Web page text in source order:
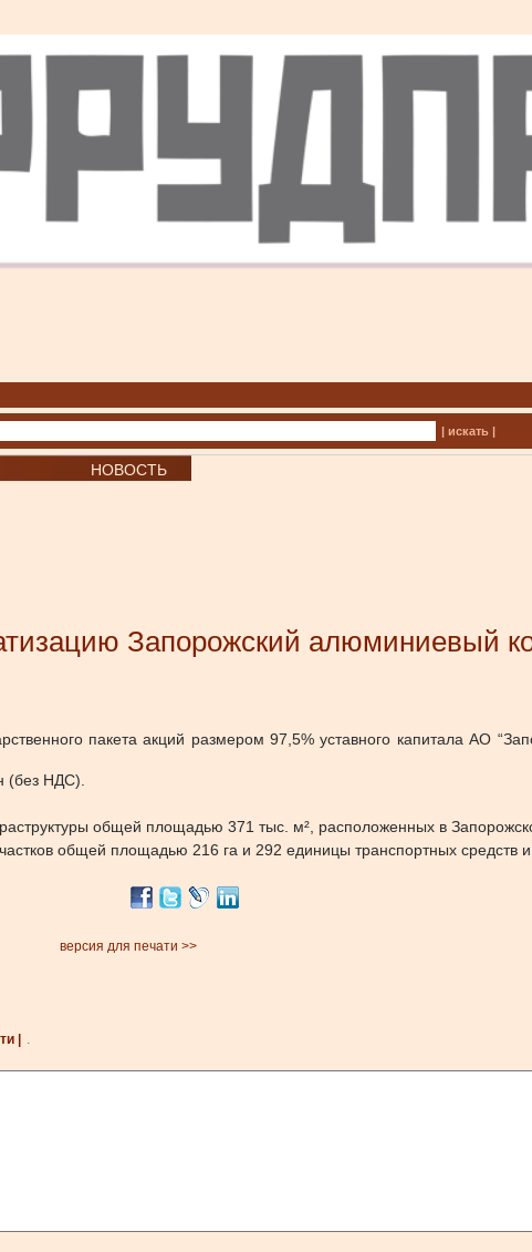
| искать |
НОВОСТЬ
Запорожский алюминиевый
пакета акций размером 97,5% уставного капитала АО
(без НДС).
общей площадью 371 тыс. м², расположенных в
общей площадью 216 га и 292 единицы транспортных средств и
версия для печати >>
|
.